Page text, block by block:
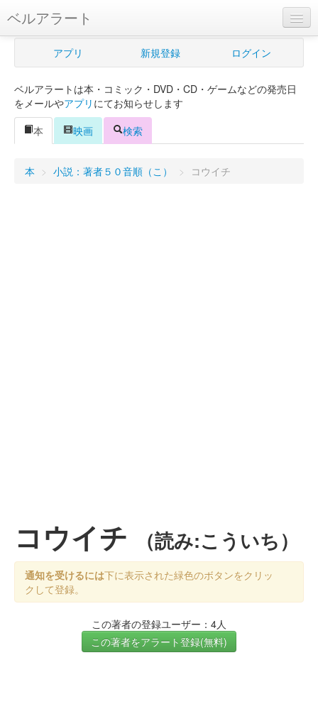
ベルアラート
ベルアラートとは
新規登録
ログイン
アプリ 新規登録 ログイン
ベルアラートは本・コミック・DVD・CD・ゲームなどの発売日
をメールやアプリ にてお知らせします
本
映画 検索
本 > 小説：著者５０音順（こ） > コウイチ
コウイチ （読み:こういち）
通知を受けるには下に表示された緑色のボタンをクリッ
クして登録。
この著者の登録ユーザー：4人
この著者をアラート登録(無料)